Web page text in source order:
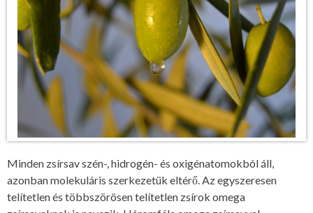
Minden zsírsav szén-, hidrogén- és oxigénatomokból áll,
azonban molekuláris szerkezetük eltérő. Az egyszeresen
telítetlen és többszörösen telítetlen zsírok omega